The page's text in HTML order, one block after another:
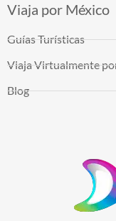
Viaja por México
Guías Turísticas
Viaja Virtualmente
Blog